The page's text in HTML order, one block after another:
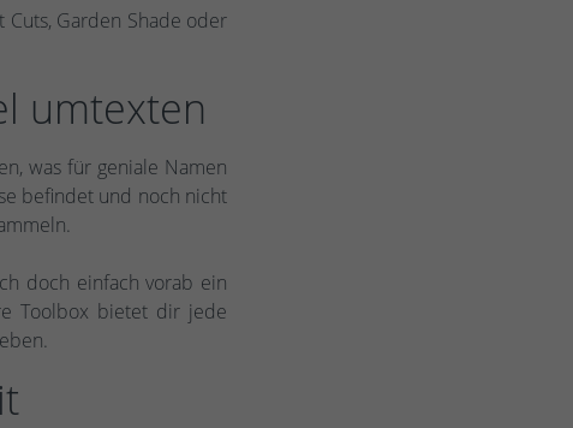
Garden Shade oder
umtexten
was für geniale Namen
befindet und noch nicht
doch einfach vorab ein
Toolbox bietet dir jede